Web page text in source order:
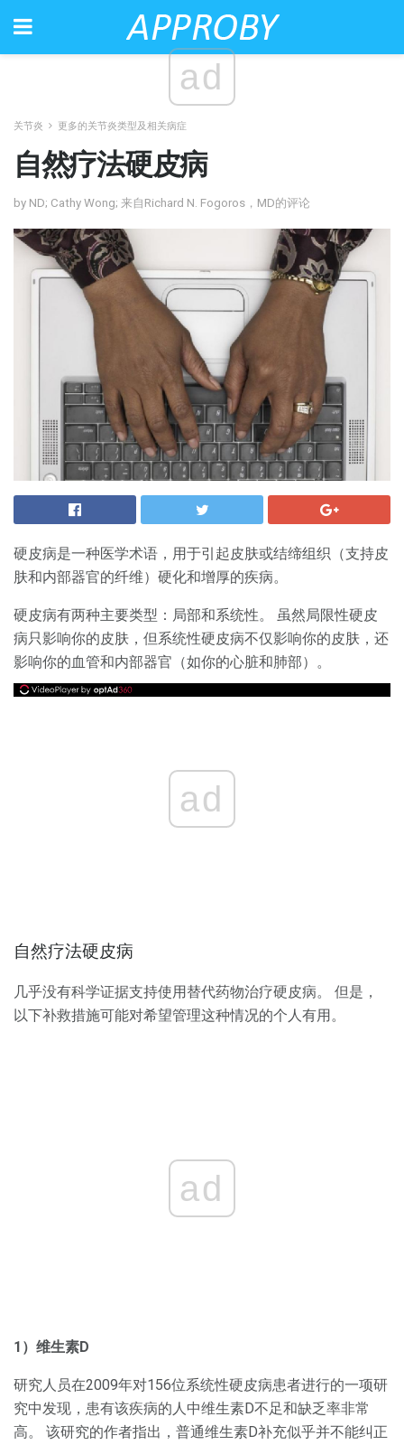
ad
关节炎 更多的关节炎类型及相关病症
自然疗法硬皮病
by ND; Cathy Wong; 来自Richard N. Fogoros，MD的评论
硬皮病是一种医学术语，用于引起皮肤或结缔组织（支持皮
肤和内部器官的纤维）硬化和增厚的疾病。
硬皮病有两种主要类型：局部和系统性。 虽然局限性硬皮
病只影响你的皮肤，但系统性硬皮病不仅影响你的皮肤，还
影响你的血管和内部器官（如你的心脏和肺部）。
ad
自然疗法硬皮病
几乎没有科学证据支持使用替代药物治疗硬皮病。 但是，
以下补救措施可能对希望管理这种情况的个人有用。
ad
1）维生素D
研究人员在2009年对156位系统性硬皮病患者进行的一项研
究中发现，患有该疾病的人中维生素D不足和缺乏率非常
高。 该研究的作者指出，普通维生素D补充似乎并不能纠正